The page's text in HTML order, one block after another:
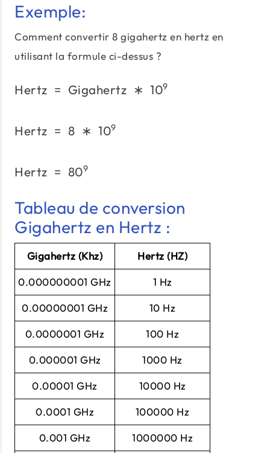
Exemple:
Comment convertir 8 gigahertz en hertz en
utilisant la formule ci-dessus ?
Hertz = Gigahertz ∗ 109
Hertz = 8 ∗ 109
Hertz = 809
Tableau de conversion
Gigahertz en Hertz :
Gigahertz (Khz) Hertz (HZ)
0.000000001 GHz 1 Hz
0.00000001 GHz 10 Hz
0.0000001 GHz 100 Hz
0.000001 GHz 1000 Hz
0.00001 GHz 10000 Hz
0.0001 GHz 100000 Hz
0.001 GHz 1000000 Hz